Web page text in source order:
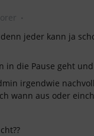
jeder kann ja
in die Pause geht
irgendwie
wann aus oder